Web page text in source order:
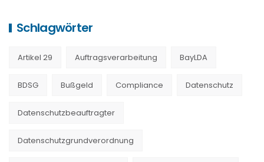
Schlagwörter
Artikel 29 Auftragsverarbeitung BayLDA
BDSG Bußgeld Compliance Datenschutz
Datenschutzbeauftragter
Datenschutzgrundverordnung